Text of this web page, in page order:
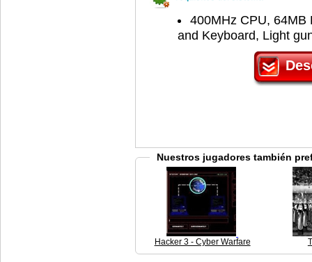
400MHz CPU, 64MB
and Keyboard, Light
Nuestros jugadores también
Hacker 3 - Cyber Warfare